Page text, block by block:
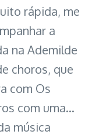
rápida, me
a
na Ademilde
choros, que
com Os
com uma…
música